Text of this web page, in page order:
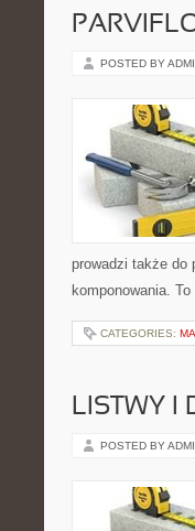
POSTED BY
prowadzi także do
komponowania.
CATEGORIES:
LISTWY I
POSTED BY